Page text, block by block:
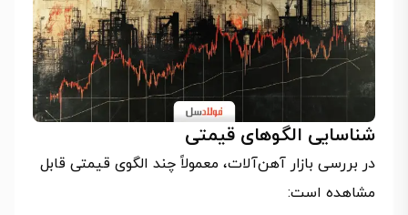
شناسایی الگوهای قیمتی
در بررسی بازار آهن‌آلات، معمولاً چند الگوی قیمتی قابل
مشاهده است: